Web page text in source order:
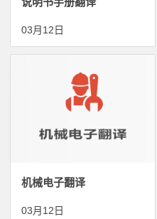
03月12日
机械电子翻译
03月12日